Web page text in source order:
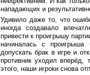
нападающих и
Удивило даже то, что
иногда создавало
привести к проигрышу
начиналась с проигрыша
допускать брак в игре и
противник уходил вперёд,
этого, наши игроки снова